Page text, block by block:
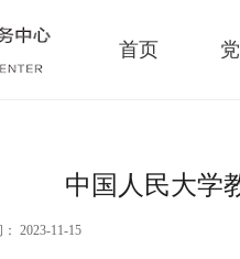
首页
中国人民大学
2023-11-15